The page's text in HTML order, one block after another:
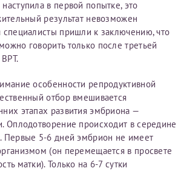
в первой попытке, это
результат невозможен
пришли к заключению, что
говорить только после третьей
особенности репродуктивной
отбор вмешивается
этапах развития эмбриона —
Оплодотворение происходит в середине
Первые 5-6 дней эмбрион не имеет
(он перемещается в просвете
матки). Только на 6-7 сутки
карты МЦРМ
готовы помочь вам, предоставив
и рекомендации на основе
ваш вопрос,
ответить на него как можно
что ознакомился с уведомлением,
Далее
первом заявлении. После отправки готового документа
справки на другого
налогоплательщика не выполняются. Пожалуйста,
все данные перед отправкой
вы получите письмо на указанную
электронную почту с подтверждением «Заявка на справку
не поступит, пожалуйста, свяжитесь
информации.